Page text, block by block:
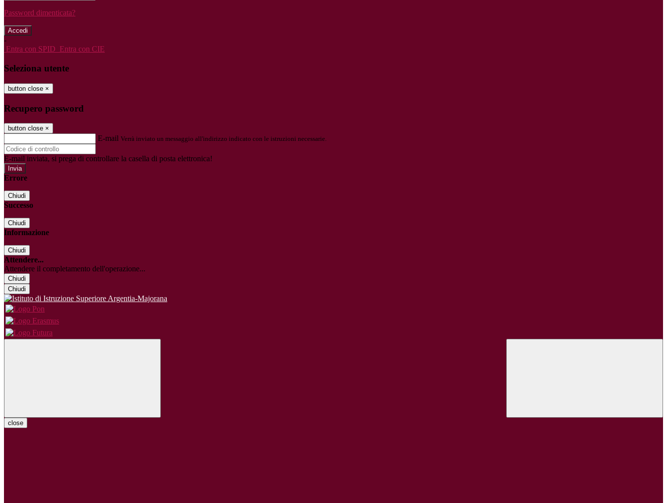
Password dimenticata?
-
Entra con SPID Entra con CIE
Seleziona utente
button close ×
Recupero password
button close ×
E-mail Verrà inviato un messaggio all'indirizzo indicato con le istruzioni necessarie.
E-mail inviata, si prega di controllare la casella di posta elettronica!
Errore
Chiudi
Successo
Chiudi
Informazione
Chiudi
Attendere...
Attendere il completamento dell'operazione...
Chiudi
Chiudi
close